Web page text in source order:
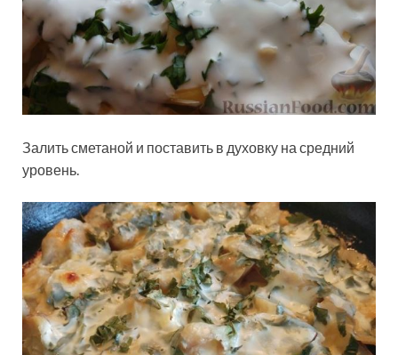
Залить сметаной и поставить в духовку на средний
уровень.